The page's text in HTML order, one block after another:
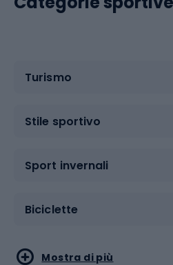
Turismo
Stile sportivo
Sport invernali
Biciclette
Sport acquatici
Sport di arti marziali
Mostra di più